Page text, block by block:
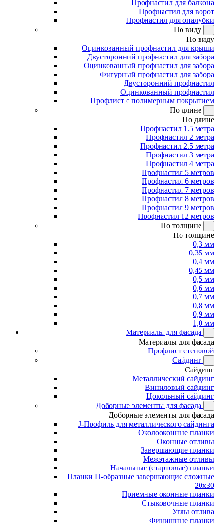
Профнастил для балкона
Профнастил для ворот
Профнастил для опалубки
По виду
По виду
Оцинкованный профнастил для крыши
Двусторонний профнастил для забора
Оцинкованный профнастил для забора
Фигурный профнастил для забора
Двусторонний профнастил
Оцинкованный профнастил
Профлист с полимерным покрытием
По длине
По длине
Профнастил 1.5 метра
Профнастил 2 метра
Профнастил 2.5 метра
Профнастил 3 метра
Профнастил 4 метра
Профнастил 5 метров
Профнастил 6 метров
Профнастил 7 метров
Профнастил 8 метров
Профнастил 9 метров
Профнастил 12 метров
По толщине
По толщине
0,3 мм
0,35 мм
0,4 мм
0,45 мм
0,5 мм
0,6 мм
0,7 мм
0,8 мм
0,9 мм
1,0 мм
Материалы для фасада
Материалы для фасада
Профлист стеновой
Сайдинг
Сайдинг
Металлический сайдинг
Виниловый сайдинг
Цокольный сайдинг
Доборные элементы для фасада
Доборные элементы для фасада
J-Профиль для металлического сайдинга
Околооконные планки
Оконные отливы
Завершающие планки
Межэтажные отливы
Начальные (стартовые) планки
Планки П-образные завершающие сложные
20x30
Приемные оконные планки
Стыковочные планки
Углы отлива
Финишные планки